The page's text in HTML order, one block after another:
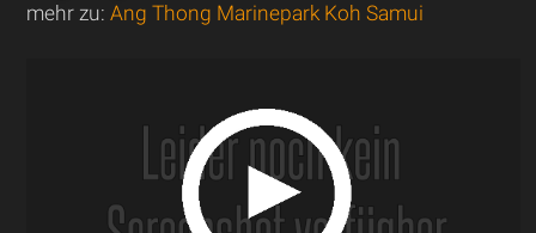
mehr zu:Ang Thong Marinepark Koh Samui